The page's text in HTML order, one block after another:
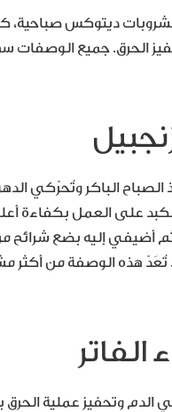
ديتوكس صباحية،
الحرق. جميع الوصفات
الباكر وتُحرّكي
الكبد على العمل
أضيفي إليه بضع شرائح
تُعَدّ هذه الوصفة من
وتحفيز عملية